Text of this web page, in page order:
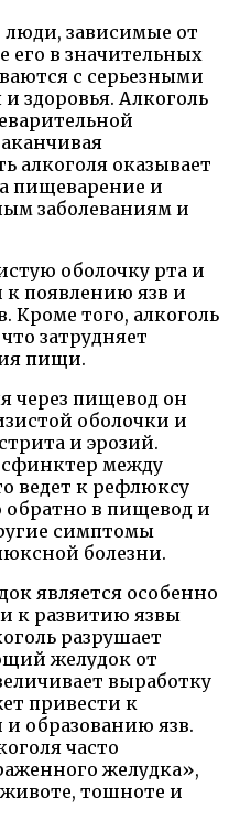
зависимые от
его в значительных
с серьезными
здоровья. Алкоголь
алкоголя оказывает
пищеварение и
заболеваниям и
оболочку рта и
к появлению язв и
Кроме того, алкоголь
затрудняет
пищи.
через пищевод он
оболочки и
и эрозий.
сфинктер между
ведет к рефлюксу
обратно в пищевод и
симптомы
болезни.
является особенно
к развитию язвы
разрушает
желудок от
выработку
привести к
образованию язв.
часто
желудка»,
тошноте и